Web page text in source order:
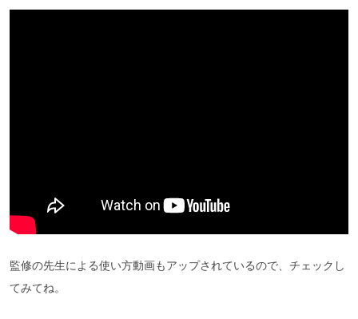
監修の先生による使い方動画もアップされているので、チェックし
てみてね。